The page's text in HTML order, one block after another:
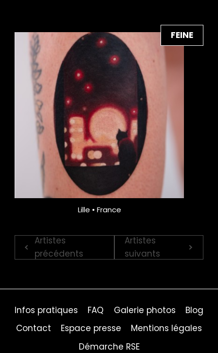
FEINE
Lille • France
Artistes
précédents
Artistes
suivants
Infos pratiques FAQ Galerie photos
Blog
Contact
Espace presse
Mentions légales
Démarche RSE